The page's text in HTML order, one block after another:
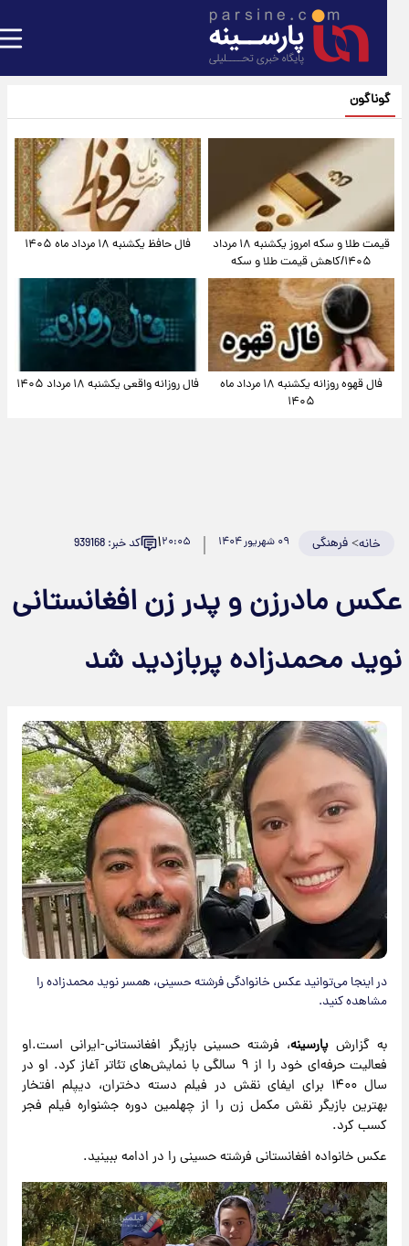
گوناگون
قیمت طلا و سکه امروز یکشنبه ۱۸ مرداد
۱۴۰۵/کاهش قیمت طلا و سکه
فال حافظ یکشنبه ۱۸ مرداد ماه ۱۴۰۵
فال قهوه روزانه یکشنبه ۱۸ مرداد ماه
۱۴۰۵
فال روزانه واقعی یکشنبه ۱۸ مرداد ۱۴۰۵
خانه>فرهنگی ۲۰:۰۵۱ کد خبر: 939168
مادرزن و پدر زن افغانستانی
محمدزاده پربازدید شد
در اینجا می‌توانید عکس خانوادگی فرشته حسینی، همسر نوید محمدزاده را
مشاهده کنید.
به گزارشپارسینه، فرشته حسینی بازیگر افغانستانی-ایرانی است.او
فعالیت حرفه‌ای خود را از ۹ سالگی با نمایش‌های تئاتر آغاز کرد. او در
سال ۱۴۰۰ برای ایفای نقش در فیلم دسته دختران، دیپلم افتخار
بهترین بازیگر نقش مکمل زن را از چهلمین دوره جشنواره فیلم فجر
کسب کرد.
عکس خانواده افغانستانی فرشته حسینی را در ادامه ببینید.